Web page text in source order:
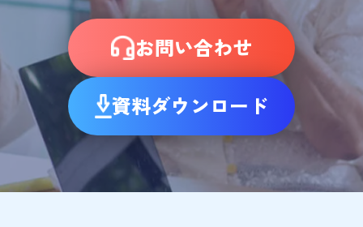
お問い合わせ
資料ダウンロード